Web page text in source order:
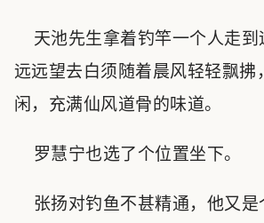
天池先生拿着钓竿一个人走到
远远望去白须随着晨风轻轻飘拂
闲，充满仙风道骨的味道。
罗慧宁也选了个位置坐下。
张扬对钓鱼不甚精通，他又是